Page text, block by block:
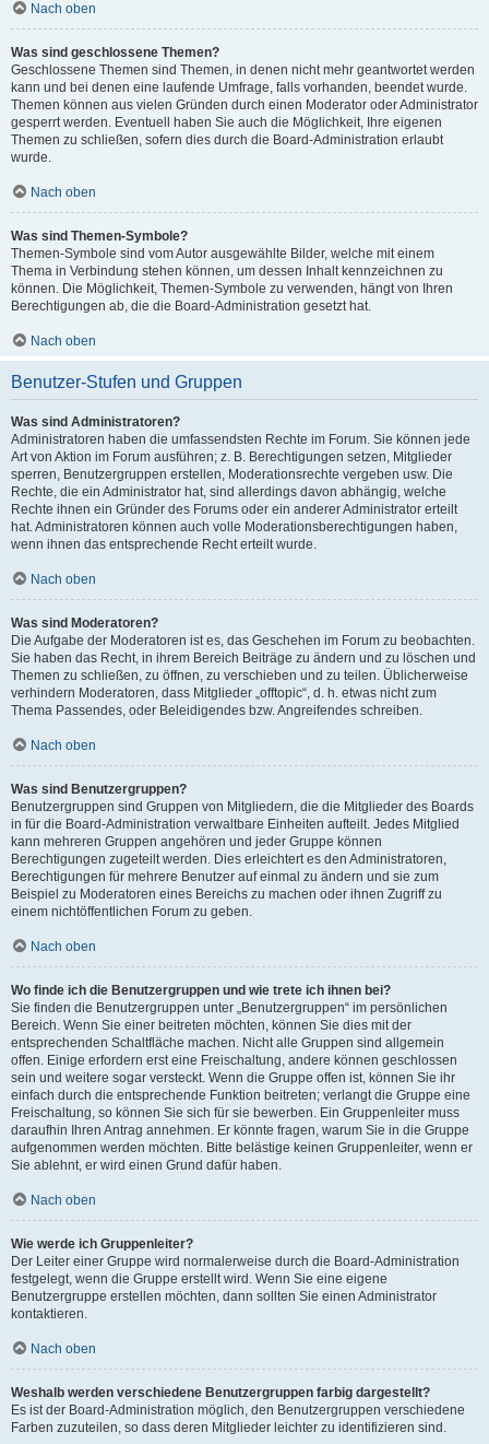
Nach oben
Was sind geschlossene Themen?
Geschlossene Themen sind Themen, in denen nicht mehr geantwortet werden
kann und bei denen eine laufende Umfrage, falls vorhanden, beendet wurde.
Themen können aus vielen Gründen durch einen Moderator oder Administrator
gesperrt werden. Eventuell haben Sie auch die Möglichkeit, Ihre eigenen
Themen zu schließen, sofern dies durch die Board-Administration erlaubt
wurde.
Nach oben
Was sind Themen-Symbole?
Themen-Symbole sind vom Autor ausgewählte Bilder, welche mit einem
Thema in Verbindung stehen können, um dessen Inhalt kennzeichnen zu
können. Die Möglichkeit, Themen-Symbole zu verwenden, hängt von Ihren
Berechtigungen ab, die die Board-Administration gesetzt hat.
Nach oben
Benutzer-Stufen und Gruppen
Was sind Administratoren?
Administratoren haben die umfassendsten Rechte im Forum. Sie können jede
Art von Aktion im Forum ausführen; z. B. Berechtigungen setzen, Mitglieder
sperren, Benutzergruppen erstellen, Moderationsrechte vergeben usw. Die
Rechte, die ein Administrator hat, sind allerdings davon abhängig, welche
Rechte ihnen ein Gründer des Forums oder ein anderer Administrator erteilt
hat. Administratoren können auch volle Moderationsberechtigungen haben,
wenn ihnen das entsprechende Recht erteilt wurde.
Nach oben
Was sind Moderatoren?
Die Aufgabe der Moderatoren ist es, das Geschehen im Forum zu beobachten.
Sie haben das Recht, in ihrem Bereich Beiträge zu ändern und zu löschen und
Themen zu schließen, zu öffnen, zu verschieben und zu teilen. Üblicherweise
verhindern Moderatoren, dass Mitglieder „offtopic“, d. h. etwas nicht zum
Thema Passendes, oder Beleidigendes bzw. Angreifendes schreiben.
Nach oben
Was sind Benutzergruppen?
Benutzergruppen sind Gruppen von Mitgliedern, die die Mitglieder des Boards
in für die Board-Administration verwaltbare Einheiten aufteilt. Jedes Mitglied
kann mehreren Gruppen angehören und jeder Gruppe können
Berechtigungen zugeteilt werden. Dies erleichtert es den Administratoren,
Berechtigungen für mehrere Benutzer auf einmal zu ändern und sie zum
Beispiel zu Moderatoren eines Bereichs zu machen oder ihnen Zugriff zu
einem nichtöffentlichen Forum zu geben.
Nach oben
Wo finde ich die Benutzergruppen und wie trete ich ihnen bei?
Sie finden die Benutzergruppen unter „Benutzergruppen“ im persönlichen
Bereich. Wenn Sie einer beitreten möchten, können Sie dies mit der
entsprechenden Schaltfläche machen. Nicht alle Gruppen sind allgemein
offen. Einige erfordern erst eine Freischaltung, andere können geschlossen
sein und weitere sogar versteckt. Wenn die Gruppe offen ist, können Sie ihr
einfach durch die entsprechende Funktion beitreten; verlangt die Gruppe eine
Freischaltung, so können Sie sich für sie bewerben. Ein Gruppenleiter muss
daraufhin Ihren Antrag annehmen. Er könnte fragen, warum Sie in die Gruppe
aufgenommen werden möchten. Bitte belästige keinen Gruppenleiter, wenn er
Sie ablehnt, er wird einen Grund dafür haben.
Nach oben
Wie werde ich Gruppenleiter?
Der Leiter einer Gruppe wird normalerweise durch die Board-Administration
festgelegt, wenn die Gruppe erstellt wird. Wenn Sie eine eigene
Benutzergruppe erstellen möchten, dann sollten Sie einen Administrator
kontaktieren.
Nach oben
Weshalb werden verschiedene Benutzergruppen farbig dargestellt?
Es ist der Board-Administration möglich, den Benutzergruppen verschiedene
Farben zuzuteilen, so dass deren Mitglieder leichter zu identifizieren sind.